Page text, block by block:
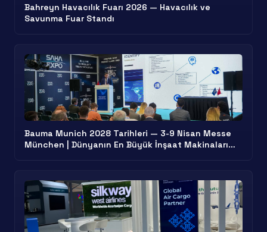
Bahreyn Havacılık Fuarı 2026 — Havacılık ve
Savunma Fuar Standı
Bauma Munich 2028 Tarihleri — 3-9 Nisan Messe
München | Dünyanın En Büyük İnşaat Makinaları